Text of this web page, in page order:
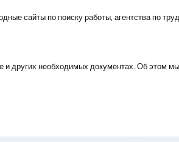
сайты по поиску работы, агентства по
и других необходимых документах. Об этом